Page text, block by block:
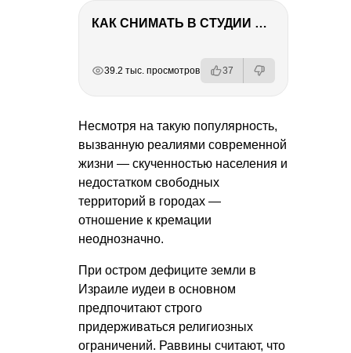
КАК СНИМАТЬ В СТУДИИ СО ВСПЫШКАМИ
39.2 тыс. просмотров 37
Несмотря на такую популярность,
вызванную реалиями современной
жизни — скученностью населения и
недостатком свободных
территорий в городах —
отношение к кремации
неоднозначно.
При остром дефиците земли в
Израиле иудеи в основном
предпочитают строго
придерживаться религиозных
ограничений. Раввины считают, что